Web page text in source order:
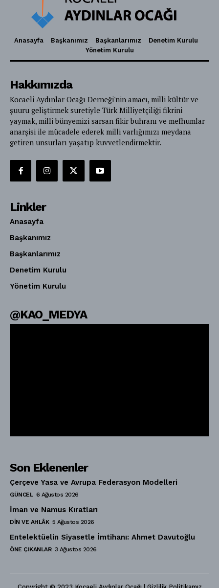
Anasayfa Başkanımız Başkanlarımız
Denetim Kurulu
Yönetim Kurulu
Hakkımızda
Kocaeli Aydınlar Ocağı Derneği'nin amacı, milli kültür ve
şuuru geliştirmek suretiyle Türk Milliyetçiliği fikrini
yaymak, milli bünyemizi sarsan fikir buhranı ve mefhumlar
anarşisi ile mücadele ederek milli varlığımızı meydana
getiren unsurları yaşatıp kuvvetlendirmektir.
Linkler
Anasayfa
Başkanımız
Başkanlarımız
Denetim Kurulu
Yönetim Kurulu
@KAO_MEDYA
Son Eklenenler
Çerçeve Yasa ve Avrupa Federasyon Modelleri
GÜNCEL 6 Ağustos 2026
İman ve Namus Kıratları
DIN VE AHLÂK 5 Ağustos 2026
Entelektüelin Siyasetle İmtihanı: Ahmet Davutoğlu
ÖNE ÇIKANLAR 3 Ağustos 2026